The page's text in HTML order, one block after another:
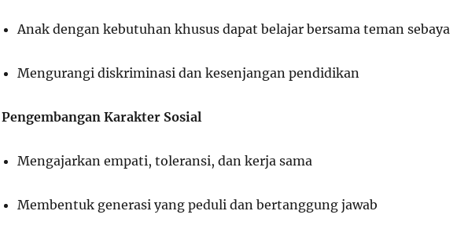
Anak dengan kebutuhan khusus dapat belajar bersama teman sebaya
Mengurangi diskriminasi dan kesenjangan pendidikan
Pengembangan Karakter Sosial
Mengajarkan empati, toleransi, dan kerja sama
Membentuk generasi yang peduli dan bertanggung jawab